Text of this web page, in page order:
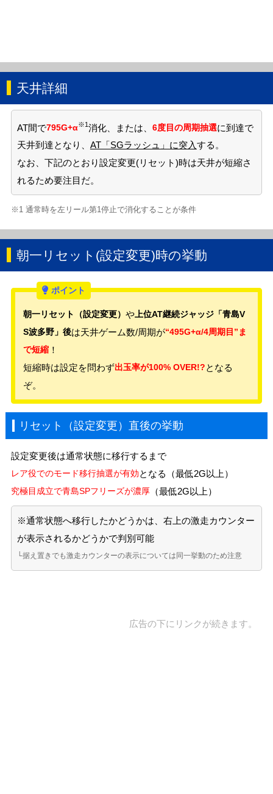
天井詳細
AT間で795G+α※1消化、または、 6度目の周期抽選に到達で
天井到達となり、 AT「SGラッシュ」に突入する。
なお、下記のとおり設定変更(リセット)時は天井が短縮さ
れるため要注目だ。
※1 通常時を左リール第1停止で消化することが条件
朝一リセット(設定変更)時の挙動
朝一リセット（設定変更）や上位AT継続ジャッジ「青島V
S波多野」後は天井ゲーム数/周期が“495G+α/4周期目”ま
で短縮 ！
短縮時は設定を問わず出玉率が100% OVER!?となる
ぞ。
リセット（設定変更）直後の挙動
設定変更後は通常状態に移行するまで
レア役でのモード移行抽選が有効となる（最低2G以上）
究極目成立で青島SPフリーズが濃厚（最低2G以上）
※通常状態へ移行したかどうかは、右上の激走カウンター
が表示されるかどうかで判別可能
└据え置きでも激走カウンターの表示については同一挙動のため注意
広告の下にリンクが続きます。